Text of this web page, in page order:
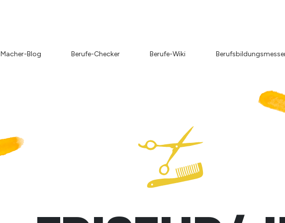
Macher-Blog Berufe-Checker Berufe-Wiki